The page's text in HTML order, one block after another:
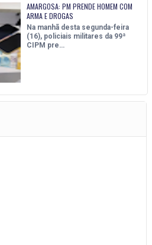
AMARGOSA: PM PRENDE HOMEM COM
ARMA E DROGAS
Na manhã desta segunda-feira
(16), policiais militares da 99ª
CIPM pre…